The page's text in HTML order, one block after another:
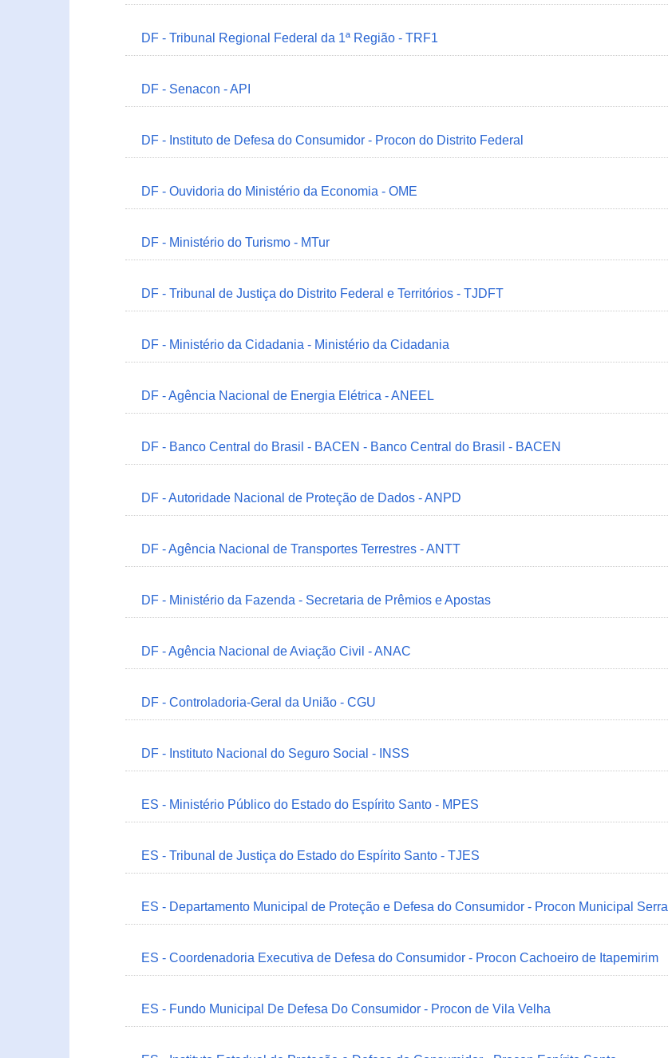
DF - Tribunal Regional Federal da 1ª Região - TRF1
DF - Senacon - API
DF - Instituto de Defesa do Consumidor - Procon do Distrito Federal
DF - Ouvidoria do Ministério da Economia - OME
DF - Ministério do Turismo - MTur
DF - Tribunal de Justiça do Distrito Federal e Territórios - TJDFT
DF - Ministério da Cidadania - Ministério da Cidadania
DF - Agência Nacional de Energia Elétrica - ANEEL
DF - Banco Central do Brasil - BACEN - Banco Central do Brasil - BACEN
DF - Autoridade Nacional de Proteção de Dados - ANPD
DF - Agência Nacional de Transportes Terrestres - ANTT
DF - Ministério da Fazenda - Secretaria de Prêmios e Apostas
DF - Agência Nacional de Aviação Civil - ANAC
DF - Controladoria-Geral da União - CGU
DF - Instituto Nacional do Seguro Social - INSS
ES - Ministério Público do Estado do Espírito Santo - MPES
ES - Tribunal de Justiça do Estado do Espírito Santo - TJES
ES - Departamento Municipal de Proteção e Defesa do Consumidor - Procon Municipal Serra
ES - Coordenadoria Executiva de Defesa do Consumidor - Procon Cachoeiro de Itapemirim
ES - Fundo Municipal De Defesa Do Consumidor - Procon de Vila Velha